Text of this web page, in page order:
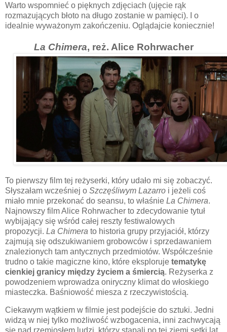
Warto wspomnieć o pięknych zdjęciach (ujęcie rąk
rozmazujących błoto na długo zostanie w pamięci). I o
idealnie wyważonym zakończeniu. Oglądajcie koniecznie!
La Chimera, reż. Alice Rohrwacher
To pierwszy film tej reżyserki, który udało mi się zobaczyć.
Słyszałam wcześniej o Szczęśliwym Lazarro i jeżeli coś
miało mnie przekonać do seansu, to właśnie La Chimera.
Najnowszy film Alice Rohrwacher to zdecydowanie tytuł
wybijający się wśród całej reszty festiwalowych
propozycji. La Chimera to historia grupy przyjaciół, którzy
zajmują się odszukiwaniem grobowców i sprzedawaniem
znalezionych tam antycznych przedmiotów. Współcześnie
trudno o takie magiczne kino, które eksploruje tematykę
cienkiej granicy między życiem a śmiercią. Reżyserka z
powodzeniem wprowadza oniryczny klimat do włoskiego
miasteczka. Baśniowość miesza z rzeczywistością.
Ciekawym wątkiem w filmie jest podejście do sztuki. Jedni
widzą w niej tylko możliwość wzbogacenia, inni zachwycają